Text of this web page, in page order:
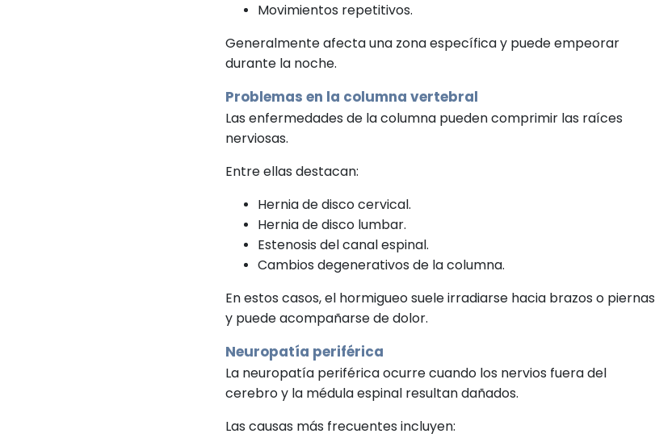
Movimientos repetitivos.
Generalmente afecta una zona específica y puede empeorar
durante la noche.
Problemas en la columna vertebral
Las enfermedades de la columna pueden comprimir las raíces
nerviosas.
Entre ellas destacan:
Hernia de disco cervical.
Hernia de disco lumbar.
Estenosis del canal espinal.
Cambios degenerativos de la columna.
En estos casos, el hormigueo suele irradiarse hacia brazos o piernas
y puede acompañarse de dolor.
Neuropatía periférica
La neuropatía periférica ocurre cuando los nervios fuera del
cerebro y la médula espinal resultan dañados.
Las causas más frecuentes incluyen: